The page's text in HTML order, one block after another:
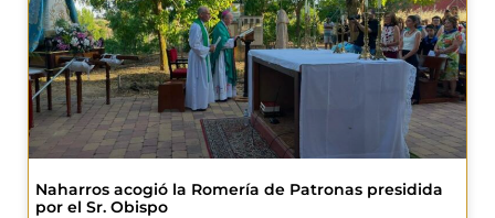
Naharros acogió la Romería de Patronas presidida
por el Sr. Obispo